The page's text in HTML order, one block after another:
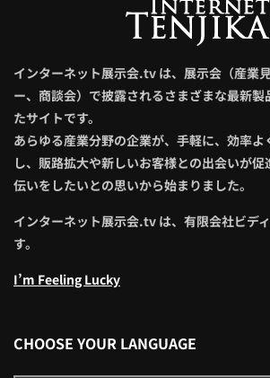
インターネット展示会.tv は、展示会（産業
ー、商談会）で披露されるさまざまな最新製
たサイトです。
あらゆる産業分野の企業が、手軽に、効率よ
し、販路拡大や新しいお客様との出会いが
伝いをしたいとの思いから始まりました。
インターネット展示会.tv は、有限会社ビデ
す。
I’m Feeling Lucky
CHOOSE YOUR LANGUAGE